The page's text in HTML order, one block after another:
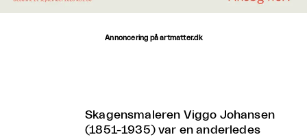
Annoncering på artmatter.dk
Skagensmaleren Viggo Johansen
(1851-1935) var en anderledes